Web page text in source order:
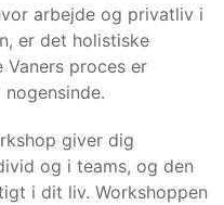
arbejde og privatliv i
er det holistiske
Vaners proces er
giver dig
og i teams, og den
i dit liv. Workshoppen